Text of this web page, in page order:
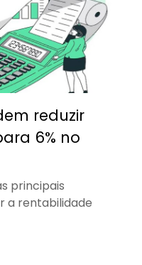
reduzir
6% no
principais
a rentabilidade